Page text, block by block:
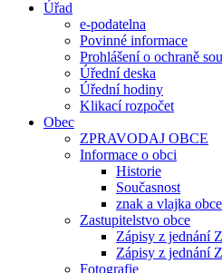
Úřad
e-podatelna
Povinné informace
Prohlášení o ochraně
Úřední deska
Úřední hodiny
Klikací rozpočet
Obec
ZPRAVODAJ OBCE
Informace o obci
Historie
Současnost
znak a vlajka obce
Zastupitelstvo obce
Zápisy z jednání
Zápisy z jednání
Fotografie